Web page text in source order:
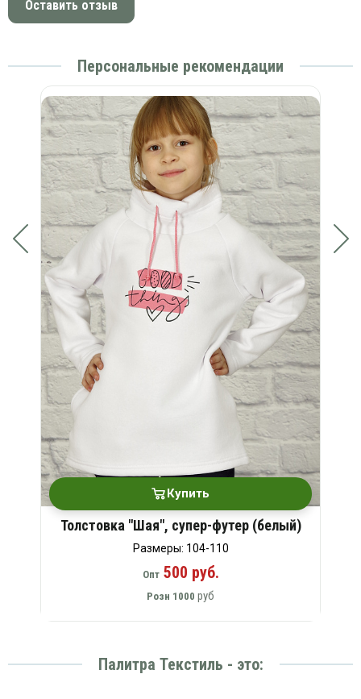
Оставить отзыв
Персональные рекомендации
Купить
Толстовка "Шая", супер-футер (белый)
Размеры: 104-110
Опт500 руб.
Розн 1000 руб
Палитра Текстиль - это: